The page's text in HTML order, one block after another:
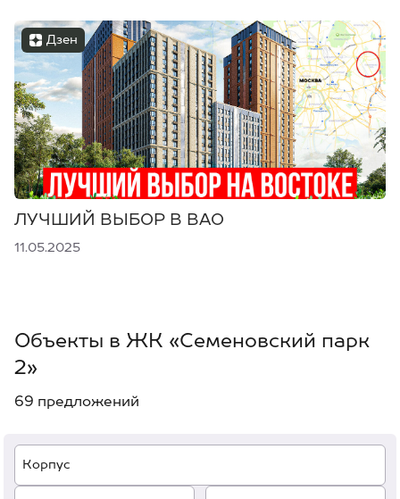
Дзен
ЛУЧШИЙ ВЫБОР В ВАО
11.05.2025
Объекты в ЖК «Семеновский парк
2»
69 предложений
Корпус